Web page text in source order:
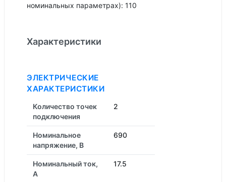
номинальных параметрах): 110
Характеристики
ЭЛЕКТРИЧЕСКИЕ
ХАРАКТЕРИСТИКИ
Количество точек
подключения
2
Номинальное
напряжение, В
690
Номинальный ток,
А
17.5